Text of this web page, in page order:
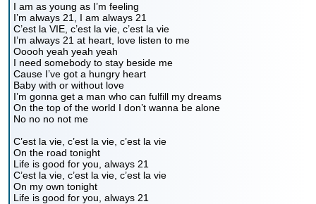
I am as young as I’m feeling
I’m always 21, I am always 21
C’est la VIE, c’est la vie, c’est la vie
I’m always 21 at heart, love listen to me
Ooooh yeah yeah yeah
I need somebody to stay beside me
Cause I’ve got a hungry heart
Baby with or without love
I’m gonna get a man who can fulfill my dreams
On the top of the world I don’t wanna be alone
No no no not me
C’est la vie, c’est la vie, c’est la vie
On the road tonight
Life is good for you, always 21
C’est la vie, c’est la vie, c’est la vie
On my own tonight
Life is good for you, always 21